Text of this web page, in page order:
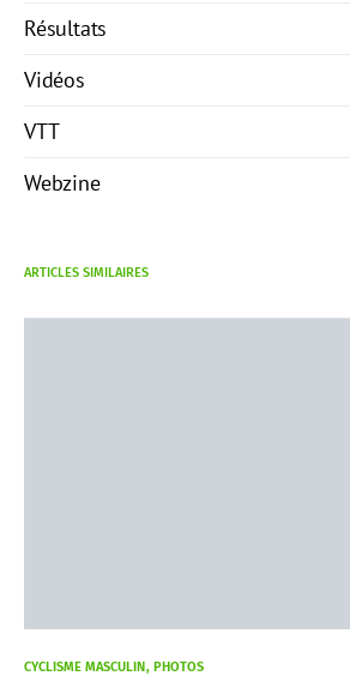
Résultats
Vidéos
VTT
Webzine
ARTICLES SIMILAIRES
CYCLISME MASCULIN PHOTOS